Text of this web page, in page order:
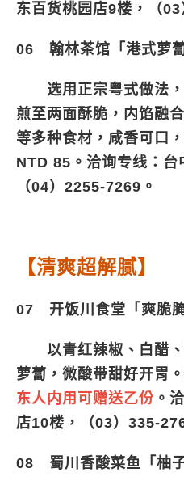
东百货桃园店9楼，（
06 翰林茶馆「港式萝蔔
选用正宗粤式做法，
煎至两面酥脆，内馅融
等多种食材，咸香可口
NTD 85。洽询专线：台
（04）2255-7269。
【清爽超解腻】
07 开饭川食堂「爽脆腌
以青红辣椒、白醋、
萝蔔，微酸带甜好开胃
东人内用可赠送乙份 。
店10楼，（03）335-
08 蜀川香酸菜鱼「柚子